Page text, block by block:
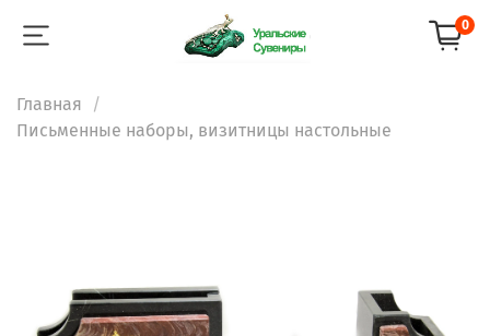
0
Главная
Письменные наборы, визитницы настольные